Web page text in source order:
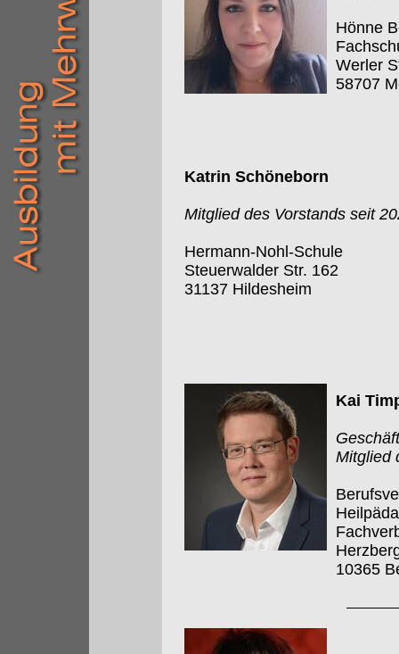
Hönne
Werler
58707
Katrin Schöneborn
Mitglied des Vorstands seit
Hermann-Nohl-Schule
Steuerwalder Str. 162
31137 Hildesheim
Kai
Mitglied
10365